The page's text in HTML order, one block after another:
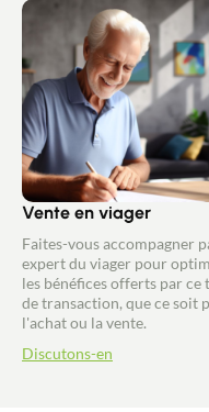
Vente en viager
Faites-vous accompagner
expert du viager pour
les bénéfices offerts par ce
de transaction, que ce soit
l'achat ou la vente.
Discutons-en